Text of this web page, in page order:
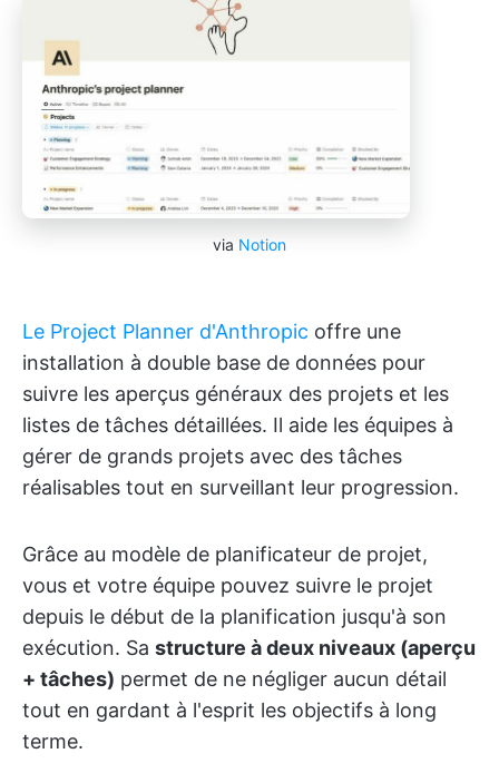
via Notion
Le Project Planner d'Anthropic offre une
installation à double base de données pour
suivre les aperçus généraux des projets et les
listes de tâches détaillées. Il aide les équipes à
gérer de grands projets avec des tâches
réalisables tout en surveillant leur progression.
Grâce au modèle de planificateur de projet,
vous et votre équipe pouvez suivre le projet
depuis le début de la planification jusqu'à son
exécution. Sa structure à deux niveaux (aperçu
+ tâches) permet de ne négliger aucun détail
tout en gardant à l'esprit les objectifs à long
terme.